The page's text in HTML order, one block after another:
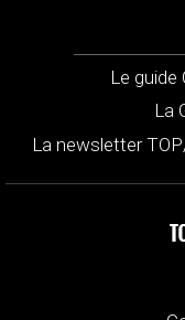
Le
La
La newsletter